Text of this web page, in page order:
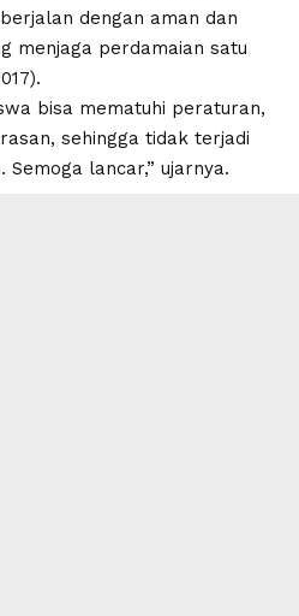
dengan aman dan
menjaga perdamaian satu
bisa mematuhi peraturan,
sehingga tidak terjadi
lancar,” ujarnya.